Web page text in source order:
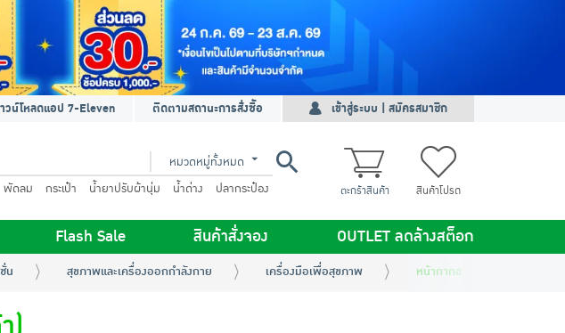
วน์โหลดแอป 7-Eleven ติดตามสถานะการสั่งซื้อ เข้าสู่ระบบ | สมัครสมาชิก
หมวดหมู่ทั้งหมด
พัดลม กระเป๋า น้ำยาปรับผ้านุ่ม น้ำด่าง ปลากระป๋อง ตะกร้าสินค้า สินค้าโปรด
Flash Sale สินค้าสั่งจอง OUTLET ลดล้างสต็อก
น สุขภาพและเครื่องออกกำลังกาย เครื่องมือเพื่อสุขภาพ หน้ากากอนามัย